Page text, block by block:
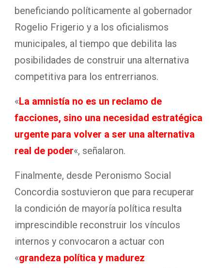
beneficiando políticamente al gobernador
Rogelio Frigerio y a los oficialismos
municipales, al tiempo que debilita las
posibilidades de construir una alternativa
competitiva para los entrerrianos.
«La amnistía no es un reclamo de
facciones, sino una necesidad estratégica
urgente para volver a ser una alternativa
real de poder«, señalaron.
Finalmente, desde Peronismo Social
Concordia sostuvieron que para recuperar
la condición de mayoría política resulta
imprescindible reconstruir los vínculos
internos y convocaron a actuar con
«grandeza política y madurez